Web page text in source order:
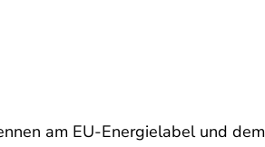
am EU-Energielabel und dem